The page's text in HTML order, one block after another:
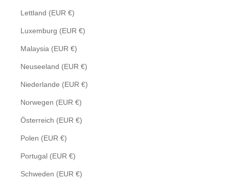
Lettland (EUR €)
Luxemburg (EUR €)
Malaysia (EUR €)
Neuseeland (EUR €)
Niederlande (EUR €)
Norwegen (EUR €)
Österreich (EUR €)
Polen (EUR €)
Portugal (EUR €)
Schweden (EUR €)